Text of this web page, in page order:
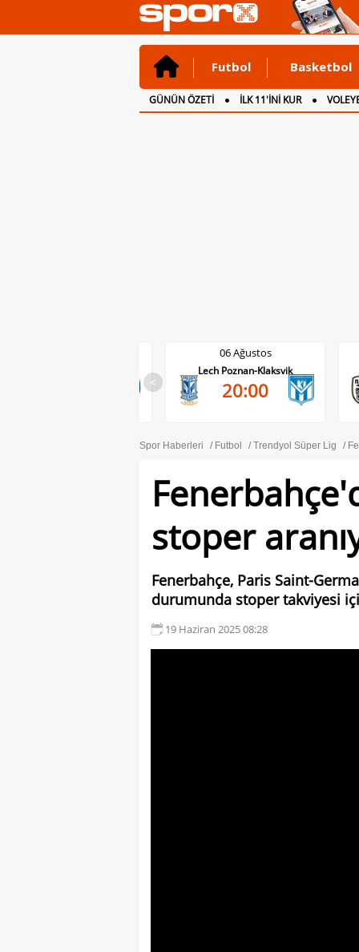
Futbol Basketbol
GÜNÜN ÖZETİ İLK 11'İNİ KUR
CANLI ANLATIM
İNGİLTERE
<
06 Ağustos
Lech Poznan-Klaksvik
20:00
Spor Haberleri Futbol Trendyol Süper Lig
stoper
Fenerbahçe, Paris Saint-
durumunda stoper takviyesi
19 Haziran 2025 08:28